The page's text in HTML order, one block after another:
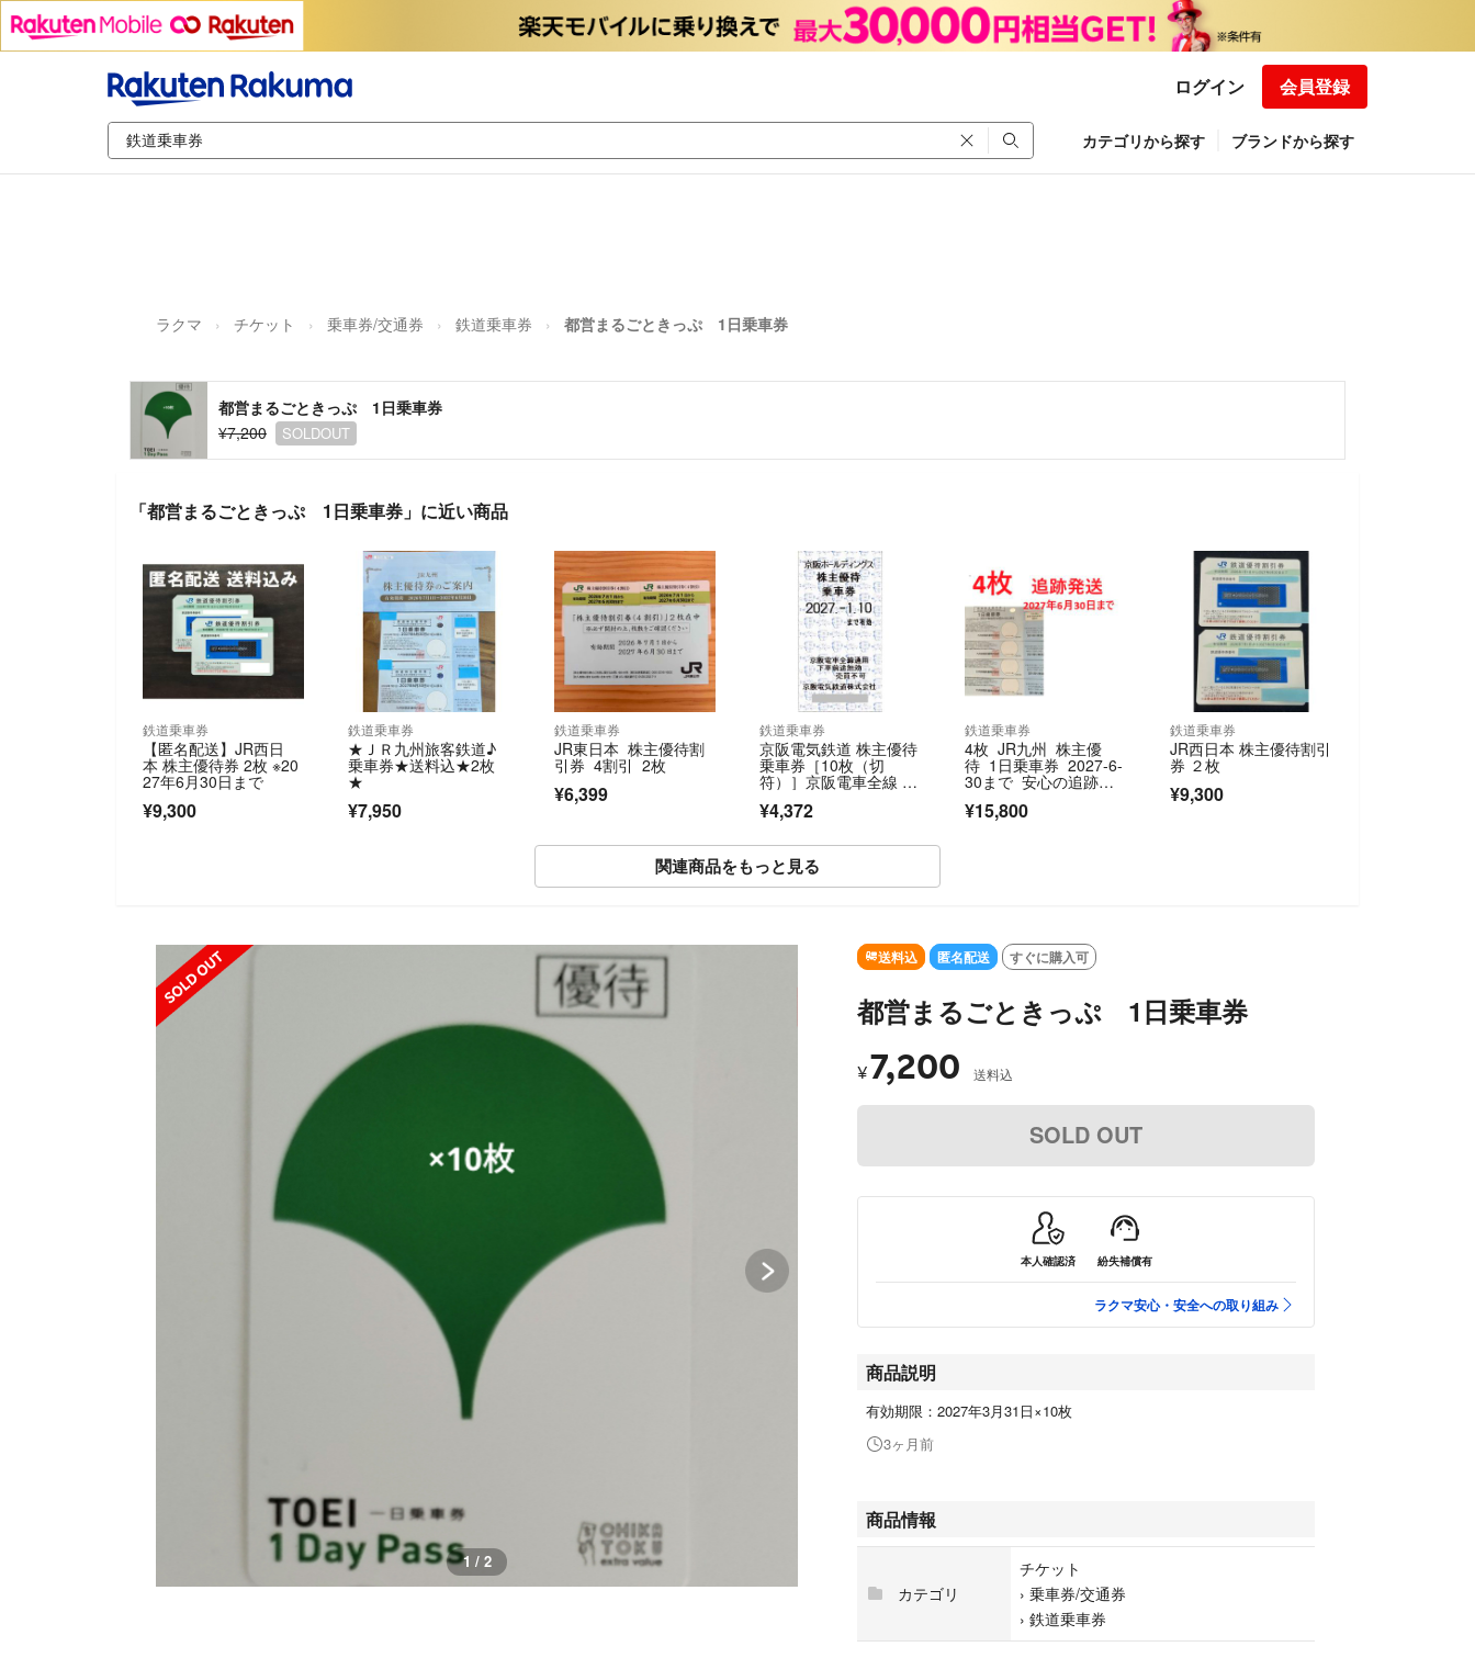
ログイン 会員登録
カテゴリから探す ブランドから探す
ラクマ チケット 乗車券/交通券 鉄道乗車券 都営まるごときっぷ 1日乗車券
都営まるごときっぷ 1日乗車券
¥7,200
SOLDOUT
「都営まるごときっぷ 1日乗車券」に近い商品
鉄道乗車券
【匿名配送】JR西日
本 株主優待券 2枚 ※20
27年6月30日まで
¥9,300
鉄道乗車券
★ＪＲ九州旅客鉄道♪
乗車券★送料込★2枚
★
¥7,950
鉄道乗車券
JR東日本 株主優待割
引券 4割引 2枚
¥6,399
鉄道乗車券
京阪電気鉄道 株主優待
乗車券［10枚（切
符）］京阪電車全線 / 2
027.1.10まで
¥4,372
鉄道乗車券
4枚 JR九州 株主優
待 1日乗車券 2027-6-
30まで 安心の追跡発
¥15,800
鉄道乗車券
JR西日本 株主優待割引
券 ２枚
¥9,300
関連商品をもっと見る
SOLD OUT
1 / 2
送料込 匿名配送 すぐに購入可
都営まるごときっぷ 1日乗車券
¥7,200 送料込
SOLD OUT
本人確認済 紛失補償有
ラクマ安心・安全への取り組み
商品説明
有効期限：2027年3月31日×10枚
3ヶ月前
商品情報
カテゴリ
チケット
› 乗車券/交通券
› 鉄道乗車券